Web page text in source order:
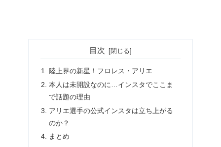
目次
陸上界の新星！フロレス・アリエ
本人は未開設なのに…インスタでここま
で話題の理由
アリエ選手の公式インスタは立ち上がる
のか？
まとめ